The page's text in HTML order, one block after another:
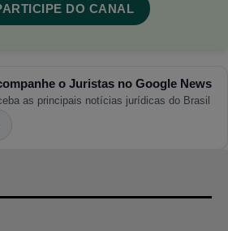
DO CANAL
o Juristas no Google News
as principais notícias jurídicas do Brasil